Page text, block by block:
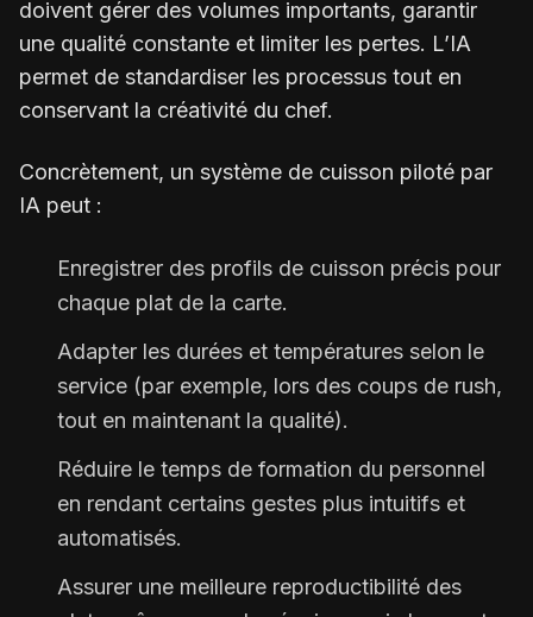
doivent gérer des volumes importants, garantir
une qualité constante et limiter les pertes. L’IA
permet de standardiser les processus tout en
conservant la créativité du chef.
Concrètement, un système de cuisson piloté par
IA peut :
Enregistrer des profils de cuisson précis pour
chaque plat de la carte.
Adapter les durées et températures selon le
service (par exemple, lors des coups de rush,
tout en maintenant la qualité).
Réduire le temps de formation du personnel
en rendant certains gestes plus intuitifs et
automatisés.
Assurer une meilleure reproductibilité des